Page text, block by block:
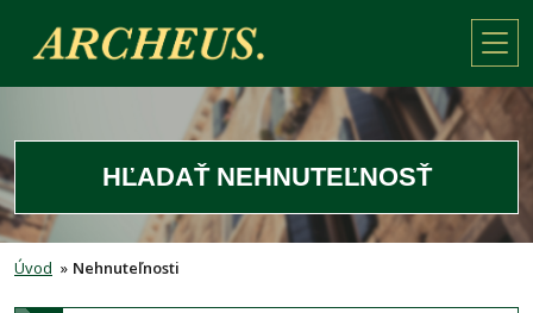
HĽADAŤ NEHNUTEĽNOSŤ
Úvod » Nehnuteľnosti